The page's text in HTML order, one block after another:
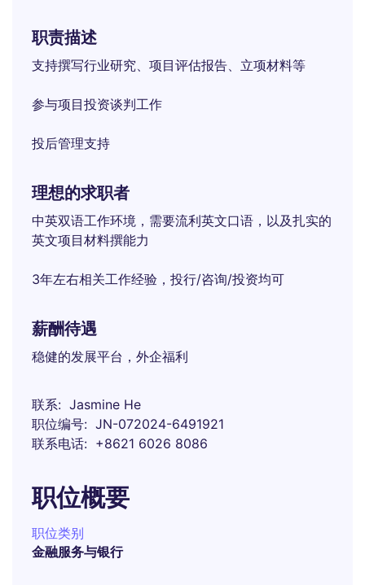
职责描述
支持撰写行业研究、项目评估报告、立项材料等
参与项目投资谈判工作
投后管理支持
理想的求职者
中英双语工作环境，需要流利英文口语，以及扎实的
英文项目材料撰能力
3年左右相关工作经验，投行/咨询/投资均可
薪酬待遇
稳健的发展平台，外企福利
联系
Jasmine He
职位编号
JN-072024-6491921
联系电话
+8621 6026 8086
职位概要
职位类别
金融服务与银行